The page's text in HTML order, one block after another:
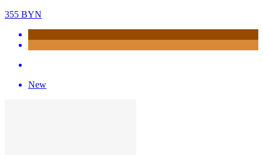
355 BYN
New